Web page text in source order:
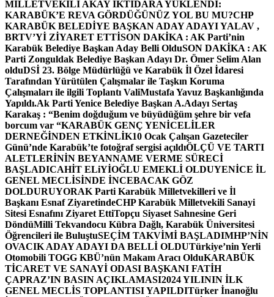
MİLLETVEKİLİ AKAY İKTİDARA YÜKLENDİ:
KARABÜK’E REVA GÖRDÜĞÜNÜZ YOL BU MU?CHP
KARABÜK BELEDİYE BAŞKAN ADAY ADAYI YALAV ,
BRTV’Yİ ZİYARET ETTİSON DAKİKA : AK Parti’nin
Karabük Belediye Başkan Aday Belli OlduSON DAKİKA : AK
Parti Zonguldak Belediye Başkan Adayı Dr. Ömer Selim Alan
olduDSİ 23. Bölge Müdürlüğü ve Karabük İl Özel İdaresi
Tarafından Yürütülen Çalışmalar ile Taşkın Koruma
Çalışmaları ile ilgili Toplantı ValiMustafa Yavuz Başkanlığında
Yapıldı.Ak Parti Yenice Belediye Başkan A.Adayı Sertaş
Karakaş : “Benim doğduğum ve büyüdüğüm şehre bir vefa
borcum var “KARABÜK GENÇ YENİCELİLER
DERNEĞİNDEN ETKİNLİK10 Ocak Çalışan Gazeteciler
Günü’nde Karabük’te fotoğraf sergisi açıldıÖLÇÜ VE TARTI
ALETLERİNİN BEYANNAME VERME SÜRECİ
BAŞLADICAHİT ELiYİOĞLU EMEKLİ OLDUYENİCE İL
GENEL MECLİSİNDE İNCEBACAK GÖZ
DOLDURUYORAK Parti Karabük Milletvekilleri ve İl
Başkanı Esnaf ZiyaretindeCHP Karabük Milletvekili Sanayi
Sitesi Esnafını Ziyaret EttiTopçu Siyaset Sahnesine Geri
DöndüMilli Tekvandocu Kübra Dağlı, Karabük Üniversitesi
Öğrencileri ile BuluştuSEÇİM TAKVİMİ BAŞLADIMHP’NİN
OVACIK ADAY ADAYI DA BELLİ OLDUTürkiye’nin Yerli
Otomobili TOGG KBÜ’nün Makam Aracı OlduKARABÜK
TİCARET VE SANAYİ ODASI BAŞKANI FATİH
ÇAPRAZ’IN BASIN AÇIKLAMASI2024 YILININ İLK
GENEL MECLİS TOPLANTISI YAPILDITürker İnanoğlu